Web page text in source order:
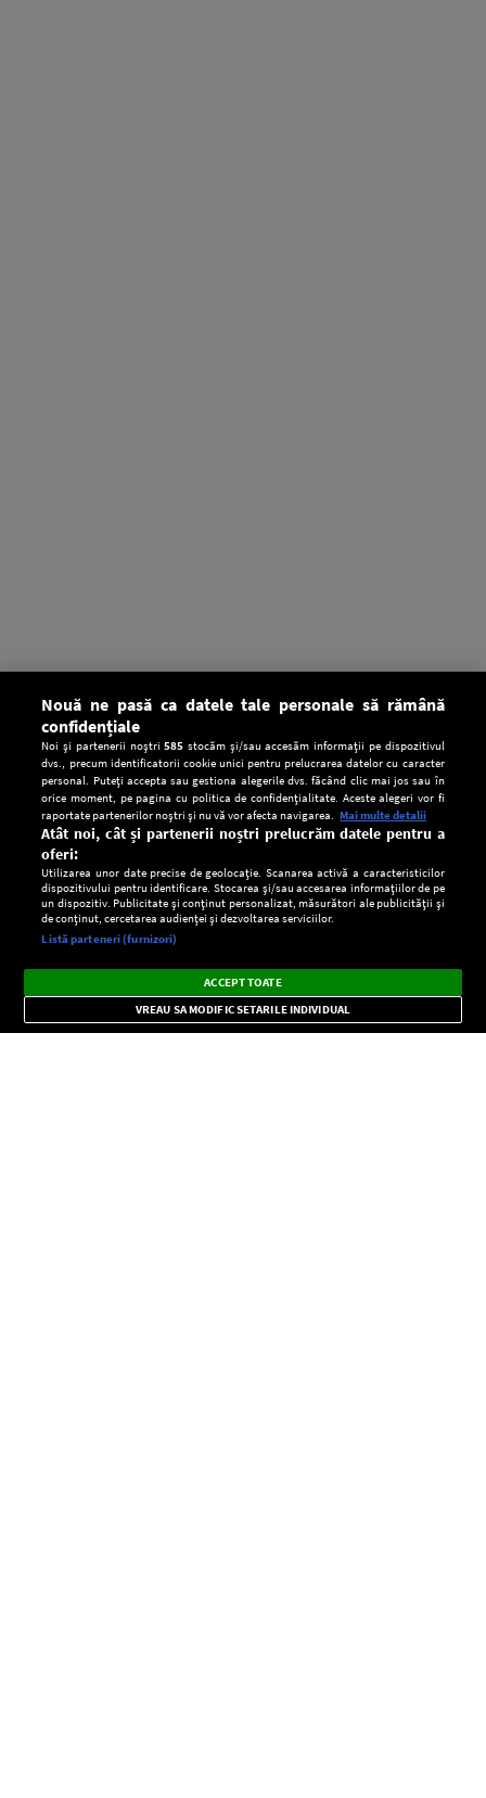
CONFIDENŢIALITATE
Setări:
Dark
Mode
Radio live, podcasturi, știri și alerte
importante.
×
Nouă ne pasă ca datele tale personale să rămână
confidențiale
Noi și partenerii noștri585 stocăm și/sau accesăm informații pe dispozitivul
dvs., precum identificatorii cookie unici pentru prelucrarea datelor cu caracter
personal. Puteți accepta sau gestiona alegerile dvs. făcând clic mai jos sau în
orice moment, pe pagina cu politica de confidențialitate. Aceste alegeri vor fi
raportate partenerilor noștri și nu vă vor afecta navigarea. Mai multe detalii
Atât noi, cât și partenerii noștri prelucrăm datele pentru a
oferi:
Utilizarea unor date precise de geolocație. Scanarea activă a caracteristicilor
dispozitivului pentru identificare. Stocarea și/sau accesarea informațiilor de pe
un dispozitiv. Publicitate și conținut personalizat, măsurători ale publicității și
de conținut, cercetarea audienței și dezvoltarea serviciilor.
Listă parteneri (furnizori)
ACCEPT TOATE
VREAU SA MODIFIC SETARILE INDIVIDUAL